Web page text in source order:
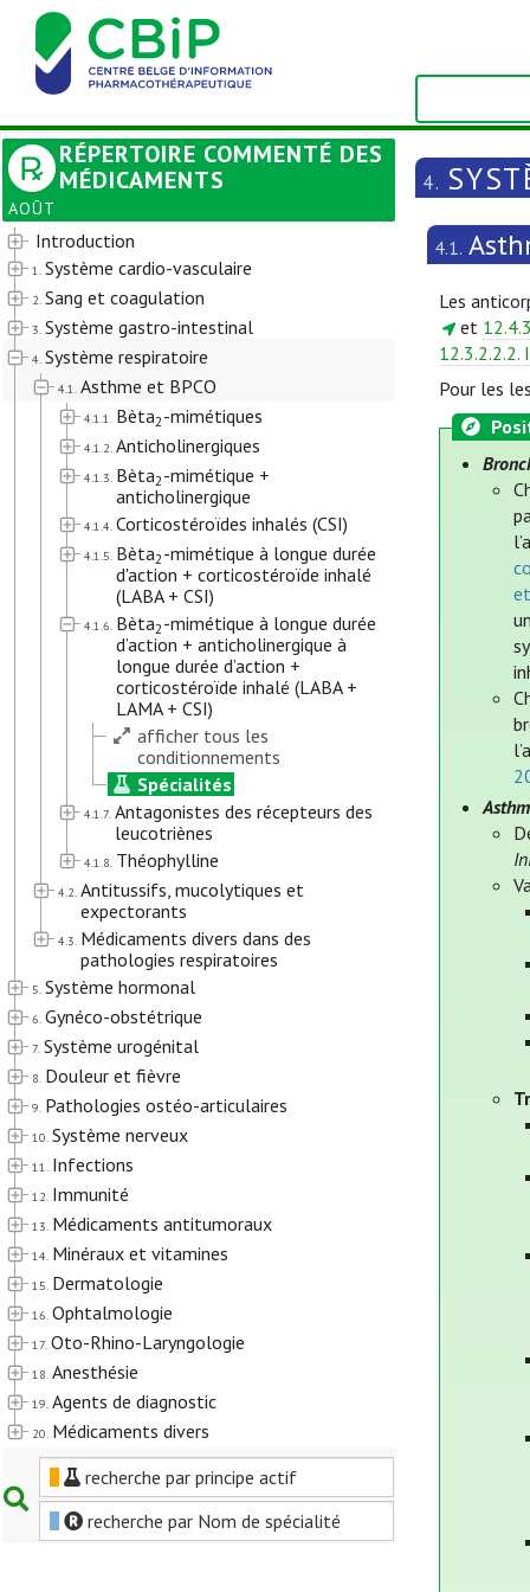
RÉPERTOIRE COMMENTÉ DES
MÉDICAMENTS
AOÛT
Introduction
1. Système cardio-vasculaire
2. Sang et coagulation
3. Système gastro-intestinal
4. Système respiratoire
4.1. Asthme et BPCO
4.1.1. Bèta2-mimétiques
4.1.2. Anticholinergiques
4.1.3. Bèta2-mimétique +
anticholinergique
4.1.4. Corticostéroïdes inhalés (CSI)
4.1.5. Bèta2-mimétique à longue durée
d'action + corticostéroïde inhalé
(LABA + CSI)
4.1.6. Bèta2-mimétique à longue durée
d’action + anticholinergique à
longue durée d’action +
corticostéroïde inhalé (LABA +
LAMA + CSI)
afficher tous les
conditionnements
Spécialités
4.1.7. Antagonistes des récepteurs des
leucotriènes
4.1.8. Théophylline
4.2. Antitussifs, mucolytiques et
expectorants
4.3. Médicaments divers dans des
pathologies respiratoires
5. Système hormonal
6. Gynéco-obstétrique
7. Système urogénital
8. Douleur et fièvre
9. Pathologies ostéo-articulaires
10. Système nerveux
11. Infections
12. Immunité
13. Médicaments antitumoraux
14. Minéraux et vitamines
15. Dermatologie
16. Ophtalmologie
17. Oto-Rhino-Laryngologie
18. Anesthésie
19. Agents de diagnostic
20. Médicaments divers
recherche par principe actif
recherche par Nom de spécialité
4.
4.1.
Les
et
12.3.2.2.2.
Pour les